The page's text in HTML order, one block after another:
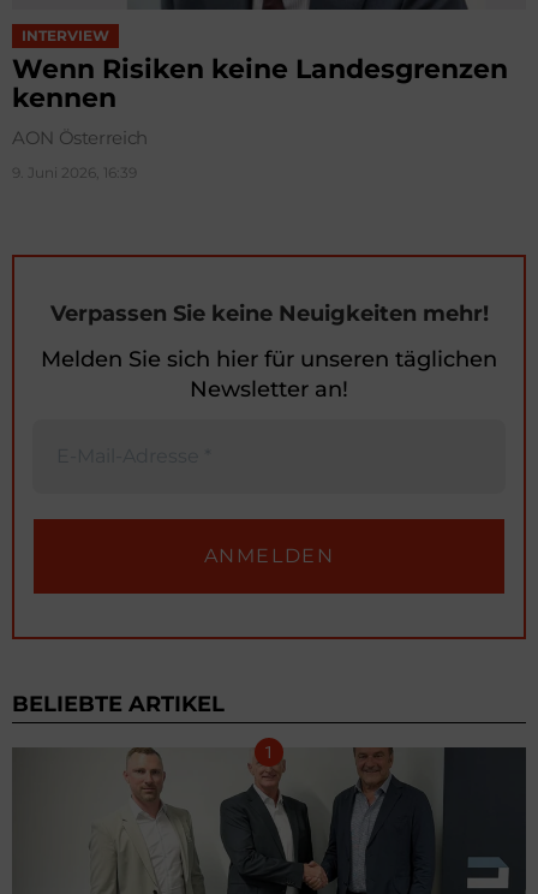
INTERVIEW
Wenn Risiken keine Landesgrenzen
kennen
AON Österreich
9. Juni 2026, 16:39
Verpassen Sie keine Neuigkeiten mehr!
Melden Sie sich hier für unseren täglichen
Newsletter an!
BELIEBTE ARTIKEL